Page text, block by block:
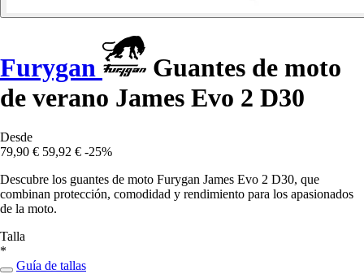
Furygan
Guantes de moto
de verano James Evo 2 D30
Desde
79,90 € 59,92 € -25%
Descubre los guantes de moto Furygan James Evo 2 D30, que
combinan protección, comodidad y rendimiento para los apasionados
de la moto.
Talla
*
Guía de tallas